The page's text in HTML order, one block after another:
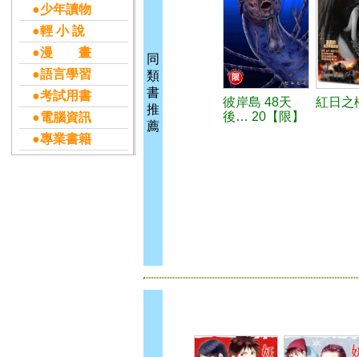
●少年讀物
●輕 小 說
●漫 畫
●語言學習
●考試用書
●電腦資訊
●專業書籍
同
類
書
推
薦
彼岸島 48天
後… 20【限】
紅日之